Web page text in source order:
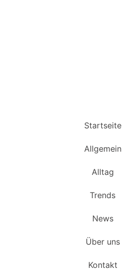
Startseite
Allgemein
Alltag
Trends
News
Über uns
Kontakt